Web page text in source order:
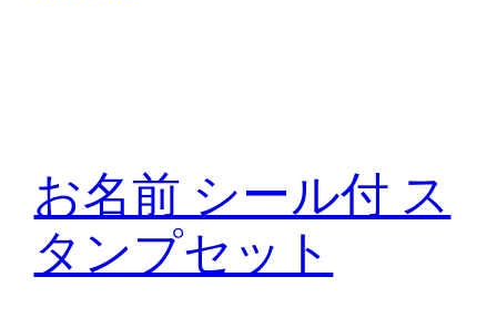
お名前 シール付 ス
タンプセット